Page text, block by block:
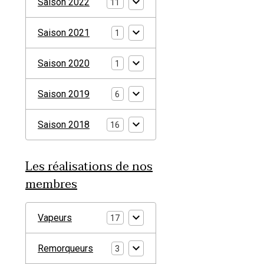
11
Saison 2021 1
Saison 2020 1
Saison 2019 6
Saison 2018 16
Les réalisations de nos
membres
Vapeurs 17
Remorqueurs 3